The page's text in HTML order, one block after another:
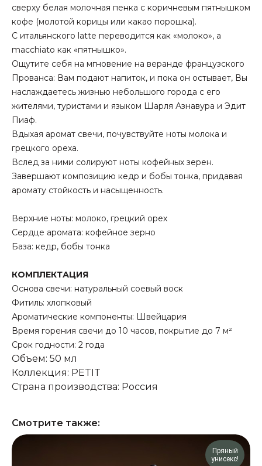
сверху белая молочная пенка с коричневым пятнышком
кофе (молотой корицы или какао порошка).
С итальянского latte переводится как «молоко», а
macchiato как «пятнышко».
Ощутите себя на мгновение на веранде французского
Прованса: Вам подают напиток, и пока он остывает, Вы
наслаждаетесь жизнью небольшого города с его
жителями, туристами и языком Шарля Азнавура и Эдит
Пиаф.
Вдыхая аромат свечи, почувствуйте ноты молока и
грецкого ореха.
Вслед за ними солируют ноты кофейных зерен.
Завершают композицию кедр и бобы тонка, придавая
аромату стойкость и насыщенность.
Верхние ноты: молоко, грецкий орех
Сердце аромата: кофейное зерно
База: кедр, бобы тонка
КОМПЛЕКТАЦИЯ
Основа свечи: натуральный соевый воск
Фитиль: хлопковый
Ароматические компоненты: Швейцария
Время горения свечи до 10 часов, покрытие до 7 м²
Срок годности: 2 года
Объем: 50 мл
Коллекция: PETIT
Страна производства: Россия
Смотрите также:
Пряный
унисекс!